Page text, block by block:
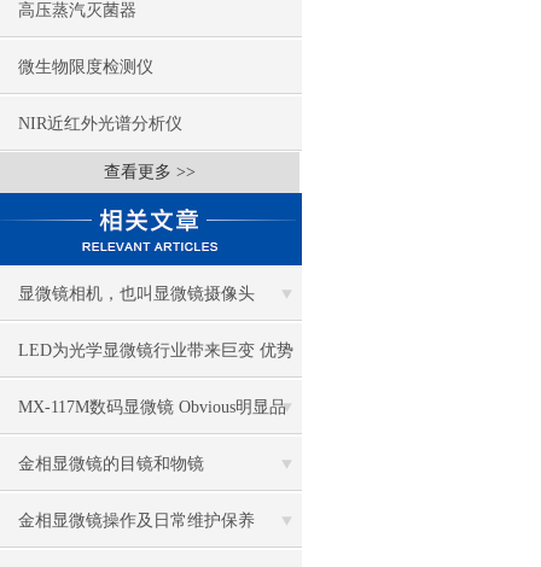
高压蒸汽灭菌器
微生物限度检测仪
NIR近红外光谱分析仪
查看更多 >>
显微镜相机，也叫显微镜摄像头
LED为光学显微镜行业带来巨变 优势
比传统卤素更明显
MX-117M数码显微镜 Obvious明显品
牌值得推荐
金相显微镜的目镜和物镜
金相显微镜操作及日常维护保养